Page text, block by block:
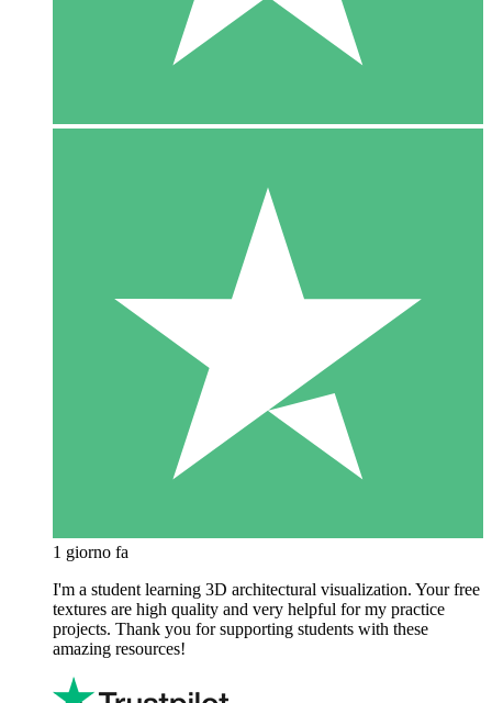
1 giorno fa
I'm a student learning 3D architectural visualization. Your free
textures are high quality and very helpful for my practice
projects. Thank you for supporting students with these
amazing resources!